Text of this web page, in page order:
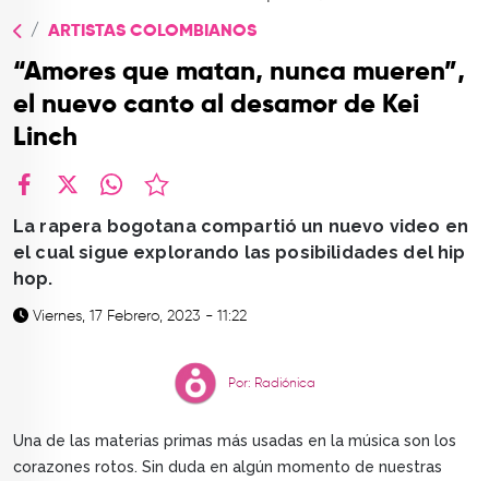
CONTACTO
ARTISTAS COLOMBIANOS
“Amores que matan, nunca mueren”,
el nuevo canto al desamor de Kei
Linch
La rapera bogotana compartió un nuevo video en
el cual sigue explorando las posibilidades del hip
hop.
Viernes, 17 Febrero, 2023 - 11:22
Por: Radiónica
Una de las materias primas más usadas en la música son los
corazones rotos. Sin duda en algún momento de nuestras